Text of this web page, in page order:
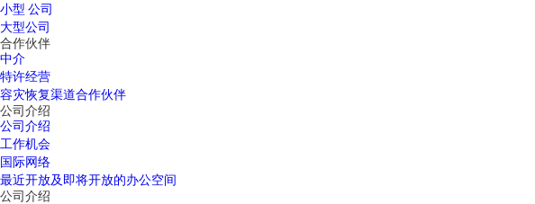
小型 公司
大型公司
合作伙伴
中介
特许经营
容灾恢复渠道合作伙伴
公司介绍
公司介绍
工作机会
国际网络
最近开放及即将开放的办公空间
公司介绍